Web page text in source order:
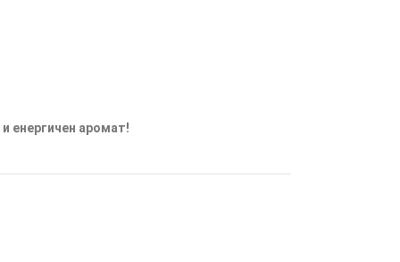
енергичен аромат!